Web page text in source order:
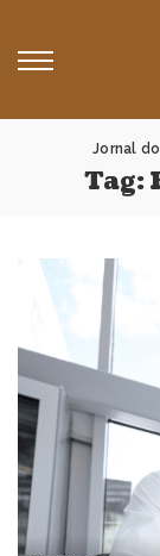
Jornal
Tag: